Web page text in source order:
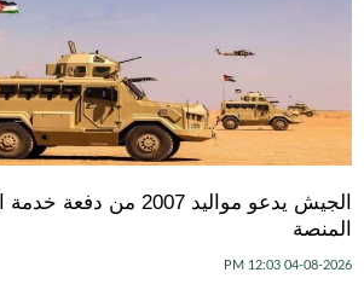
الجيش يدعو مواليد 2007
المنصة
04-08-2026 12:03 PM